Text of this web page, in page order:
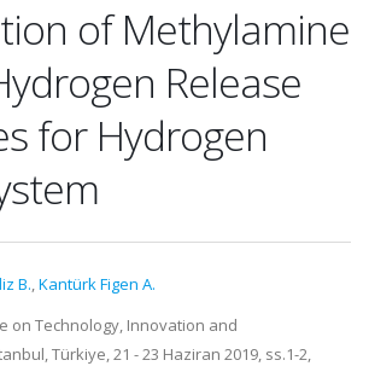
of Methylamine
Release
for Hydrogen
B.,Kantürk Figen A.
on Technology, Innovation and
Türkiye, 21 - 23 Haziran 2019, ss.1-2,